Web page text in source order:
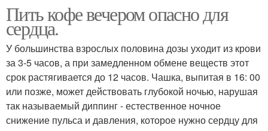
Пить кофе вечером опасно для
сердца.
У большинства взрослых половина дозы уходит из крови
за 3-5 часов, а при замедленном обмене веществ этот
срок растягивается до 12 часов. Чашка, выпитая в 16: 00
или позже, может действовать глубокой ночью, нарушая
так называемый диппинг - естественное ночное
снижение пульса и давления, которое нужно сердцу для